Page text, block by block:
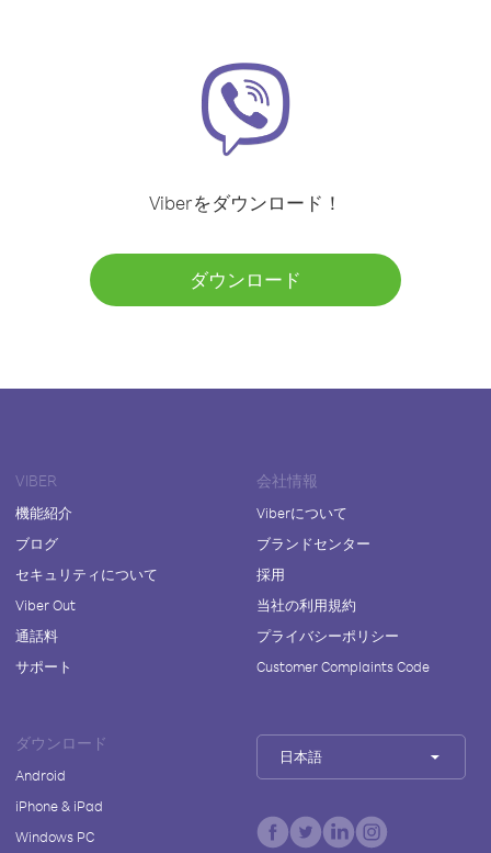
Viberをダウンロード！
ダウンロード
VIBER
機能紹介
ブログ
セキュリティについて
Viber Out
通話料
サポート
会社情報
Viberについて
ブランドセンター
採用
当社の利用規約
プライバシーポリシー
Customer Complaints Code
ダウンロード
Android
iPhone & iPad
Windows PC
日本語